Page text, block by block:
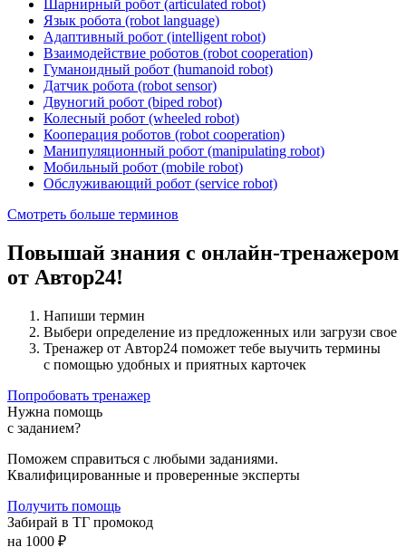
Шарнирный робот (articulated robot)
Язык робота (robot language)
Адаптивный робот (intelligent robot)
Взаимодействие роботов (robot cooperation)
Гуманоидный робот (humanoid robot)
Датчик робота (robot sensor)
Двуногий робот (biped robot)
Колесный робот (wheeled robot)
Кооперация роботов (robot cooperation)
Манипуляционный робот (manipulating robot)
Мобильный робот (mobile robot)
Обслуживающий робот (service robot)
Смотреть больше терминов
Повышай знания с онлайн-тренажером
от Автор24!
Напиши термин
Выбери определение из предложенных или загрузи свое
Тренажер от Автор24 поможет тебе выучить термины
с помощью удобных и приятных карточек
Попробовать тренажер
Нужна помощь
с заданием?
Поможем справиться с любыми заданиями.
Квалифицированные и проверенные эксперты
Получить помощь
Забирай в ТГ промокод
на 1000 ₽